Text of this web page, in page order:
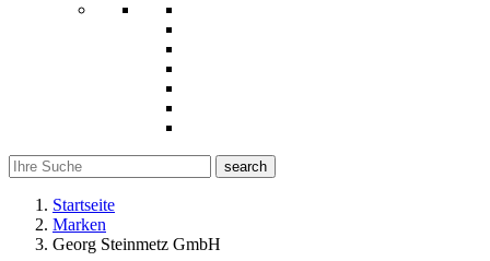
search
Startseite
Marken
Georg Steinmetz GmbH